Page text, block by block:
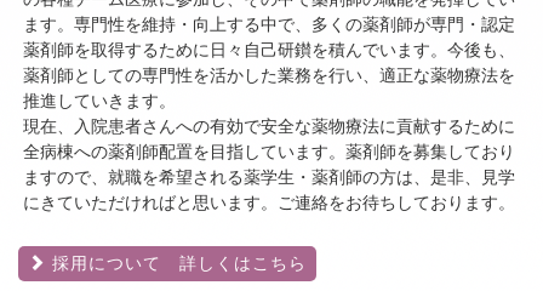
ます。専門性を維持・向上する中で、多くの薬剤師が専門・認定
薬剤師を取得するために日々自己研鑚を積んでいます。今後も、
薬剤師としての専門性を活かした業務を行い、適正な薬物療法を
推進していきます。
現在、入院患者さんへの有効で安全な薬物療法に貢献するために
全病棟への薬剤師配置を目指しています。薬剤師を募集しており
ますので、就職を希望される薬学生・薬剤師の方は、是非、見学
にきていただければと思います。ご連絡をお待ちしております。
採用について 詳しくはこちら